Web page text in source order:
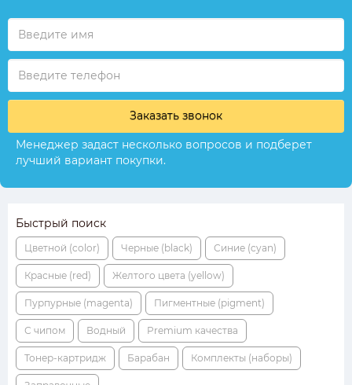
Заказать звонок
Менеджер задаст несколько вопросов и подберет
лучший вариант покупки.
Быстрый поиск
Цветной (color) Черные (black) Синие (cyan)
Красные (red) Желтого цвета (yellow)
Пурпурные (magenta) Пигментные (pigment)
С чипом Водный Premium качества
Тонер-картридж Барабан Комплекты (наборы)